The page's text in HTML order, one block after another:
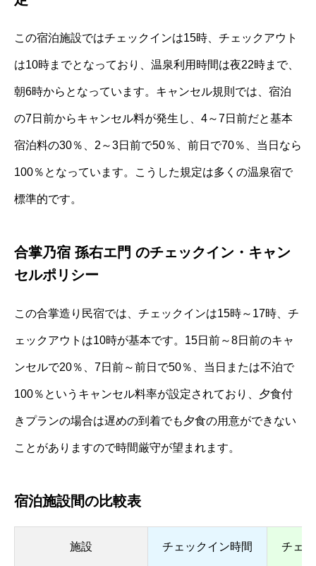
この宿泊施設ではチェックインは15時、チェックアウト
は10時までとなっており、温泉利用時間は夜22時まで、
朝6時からとなっています。キャンセル規則では、宿泊
の7日前からキャンセル料が発生し、4～7日前だと基本
宿泊料の30％、2～3日前で50％、前日で70％、当日なら
100％となっています。こうした規定は多くの温泉宿で
標準的です。
合掌乃宿 孫右エ門 のチェックイン・キャン
セルポリシー
この合掌造り民宿では、チェックインは15時～17時、チ
ェックアウトは10時が基本です。15日前～8日前のキャ
ンセルで20％、7日前～前日で50％、当日または不泊で
100％というキャンセル料率が設定されており、夕食付
きプランの場合は遅めの到着でも夕食の用意ができない
ことがありますので時間厳守が望まれます。
宿泊施設間の比較表
施設 チェックイン時間 チェ